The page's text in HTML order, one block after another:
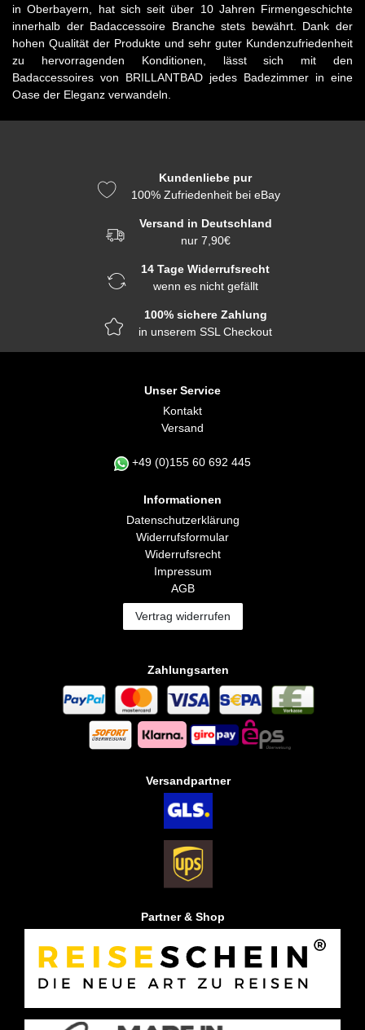
in Oberbayern, hat sich seit über 10 Jahren Firmengeschichte
innerhalb der Badaccessoire Branche stets bewährt. Dank der
hohen Qualität der Produkte und sehr guter Kundenzufriedenheit
zu hervorragenden Konditionen, lässt sich mit den
Badaccessoires von BRILLANTBAD jedes Badezimmer in eine
Oase der Eleganz verwandeln.
Kundenliebe pur
100% Zufriedenheit bei eBay
Versand in Deutschland
nur 7,90€
14 Tage Widerrufsrecht
wenn es nicht gefällt
100% sichere Zahlung
in unserem SSL Checkout
Unser Service
Kontakt
Versand
+49 (0)155 60 692 445
Informationen
Daten­schutz­erklärung
Widerrufs­formular
Widerrufs­recht
Impressum
AGB
Vertrag widerrufen
Zahlungsarten
Versandpartner
Partner & Shop